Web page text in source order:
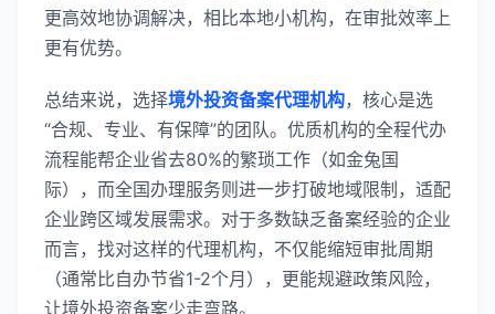
更高效地协调解决，相比本地小机构，在审批效率上
更有优势。
总结来说，选择境外投资备案代理机构，核心是选
“合规、专业、有保障”的团队。优质机构的全程代办
流程能帮企业省去80%的繁琐工作（如金兔国
际），而全国办理服务则进一步打破地域限制，适配
企业跨区域发展需求。对于多数缺乏备案经验的企业
而言，找对这样的代理机构，不仅能缩短审批周期
（通常比自办节省1-2个月），更能规避政策风险，
让境外投资备案少走弯路。